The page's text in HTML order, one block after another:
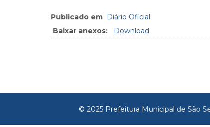
Publicado em Diário Oficial
Baixar anexos:
Download
© 2025 Prefeitura Municipal de São